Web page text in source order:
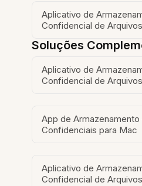
Aplicativo de
Confidencial de
Soluções
Aplicativo de
Confidencial de
App de
Confidenciais para Mac
Aplicativo de
Confidencial de